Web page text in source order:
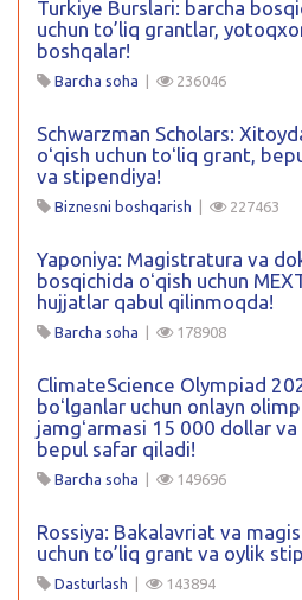
Turkiye Burslari: barcha
uchun to’liq grantlar,
boshqalar!
Barcha soha | 236046
Schwarzman Scholars:
oʻqish uchun toʻliq grant,
va stipendiya!
Biznesni boshqarish | 227463
Yaponiya: Magistratura va
bosqichida oʻqish uchun
hujjatlar qabul qilinmoqda!
Barcha soha | 178908
ClimateScience Olympiad
boʻlganlar uchun onlayn
jamgʻarmasi 15 000 dollar va
bepul safar qiladi!
Barcha soha | 149696
Rossiya: Bakalavriat va
uchun to’liq grant va oylik
Dasturlash | 143894